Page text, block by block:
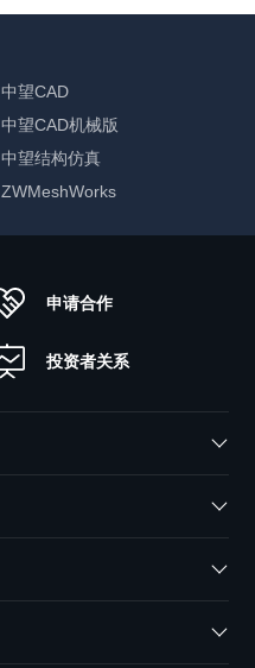
中望CAD
中望CAD机械版
中望结构仿真
ZWMeshWorks
申请合作
投资者关系